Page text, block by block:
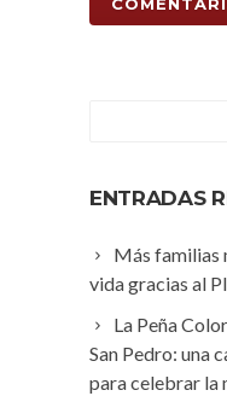
ENTRADAS
Más familias
vida gracias al
La Peña
San Pedro: una
para celebrar la